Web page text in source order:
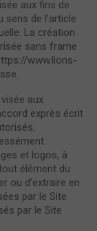
aux fins de
sens de l’article
La création
sans frame
www.lions-
aux
exprès écrit
et logos, à
élément du
ou d’extraire en
par le Site
par le Site